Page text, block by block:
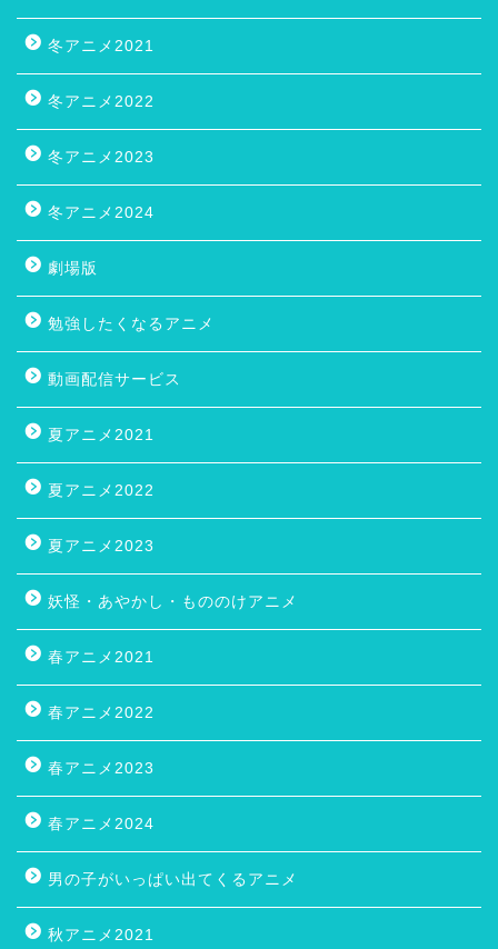
冬アニメ2021
冬アニメ2022
冬アニメ2023
冬アニメ2024
劇場版
勉強したくなるアニメ
動画配信サービス
夏アニメ2021
夏アニメ2022
夏アニメ2023
妖怪・あやかし・もののけアニメ
春アニメ2021
春アニメ2022
春アニメ2023
春アニメ2024
男の子がいっぱい出てくるアニメ
秋アニメ2021